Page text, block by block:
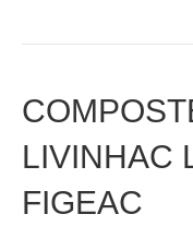
LIVINHAC
FIGEAC